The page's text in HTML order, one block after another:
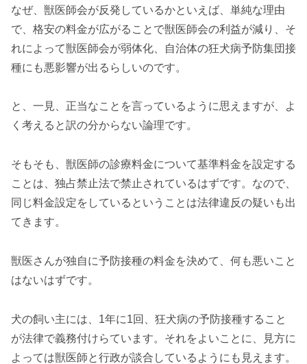
なぜ、獣医師会が反発しているかといえば、単純な理由
で、格安の料金が広がることで獣医師会の利益が減り、そ
れによって獣医師会が弱体化、自治体の狂犬病予防集団接
種にも悪影響が出るらしいのです。
と、一見、正当なことを言っているように思えますが、よ
く考えると訳の分からない論理です。
そもそも、獣医師の診療料金について基準料金を設定する
ことは、独占禁止法で禁止されているはずです。なので、
同じ料金設定をしているということは法律違反の疑いも出
てきます。
獣医さんが独自に予防接種の料金を決めて、何も悪いこと
はないはずです。
犬の飼い主には、1年に1回、狂犬病の予防接種すること
が法律で義務付けらています。それをよいことに、見方に
よっては獣医師と行政が談合しているようにも見えます。